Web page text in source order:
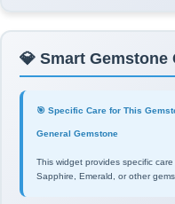
💎 Smart Gemstone
🎯 Specific Care for This
General Gemstone
This widget provides specific
Sapphire, Emerald, or other